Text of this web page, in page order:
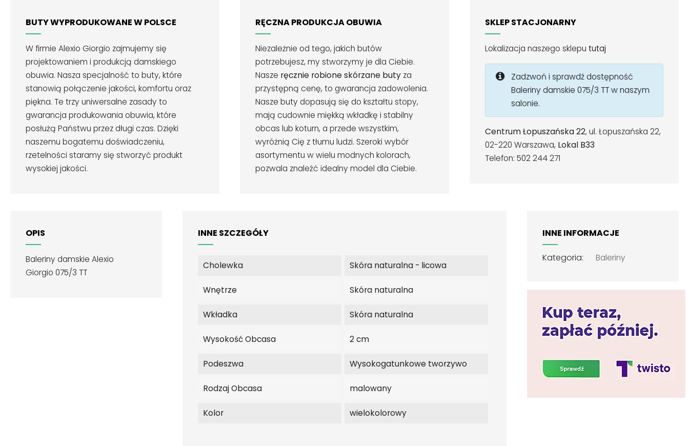
BUTY WYPRODUKOWANE W POLSCE
W firmie Alexio Giorgio zajmujemy się
projektowaniem i produkcją damskiego
obuwia. Nasza specjalność to buty, które
stanowią połączenie jakości, komfortu oraz
piękna. Te trzy uniwersalne zasady to
gwarancja produkowania obuwia, które
posłużą Państwu przez długi czas. Dzięki
naszemu bogatemu doświadczeniu,
rzetelności staramy się stworzyć produkt
wysokiej jakości.
RĘCZNA PRODUKCJA OBUWIA
Niezależnie od tego, jakich butów
potrzebujesz, my stworzymy je dla Ciebie.
Nasze ręcznie robione skórzane butyza
przystępną cenę, to gwarancja zadowolenia.
Nasze buty dopasują się do kształtu stopy,
mają cudownie miękką wkładkę i stabilny
obcas lub koturn, a przede wszystkim,
wyróżnią Cię z tłumu ludzi. Szeroki wybór
asortymentu w wielu modnych kolorach,
pozwala znaleźć idealny model dla Ciebie.
SKLEP STACJONARNY
Lokalizacja naszego sklepu tutaj
Zadzwoń i sprawdź dostępność
Baleriny damskie 075/3 TT w naszym
salonie.
Centrum Łopuszańska 22, ul. Łopuszańska 22,
02-220 Warszawa, Lokal B33
Telefon: 502 244 271
OPIS
Baleriny damskie Alexio
Giorgio 075/3 TT
INNE SZCZEGÓŁY
Cholewka Skóra naturalna - licowa
Wnętrze Skóra naturalna
Wkładka Skóra naturalna
Wysokość Obcasa 2 cm
Podeszwa Wysokogatunkowe tworzywo
Rodzaj Obcasa malowany
Kolor wielokolorowy
INNE INFORMACJE
Kategoria: Baleriny